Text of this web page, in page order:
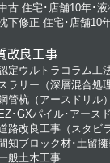
古 住宅･店舗10年･液
下修正 住宅･店舗10
改良工事
定ウルトラコラム工
ラリー（深層混合処
管杭（アースドリル
EZ･GXパイル･アース
路改良工事（スタビ
知ブロック材･土留
般土木工事